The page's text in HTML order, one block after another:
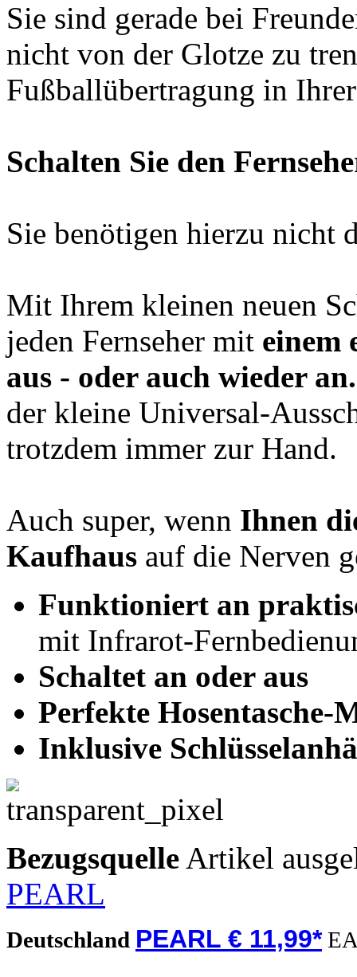
Sie sind gerade bei
nicht von der Glotze zu
Fußballübertragung in
Schalten Sie den
Sie benötigen hierzu nicht
Mit Ihrem kleinen neuen
jeden Fernseher mit einem
aus - oder auch wieder an.
der kleine Universal-
trotzdem immer zur Hand.
Auch super, wenn Ihnen
Kaufhaus auf die Nerven
Funktioniert an
mit Infrarot-
Schaltet an oder aus
Perfekte Hosentasche-
Inklusive
Bezugsquelle Artikel
PEARL
Deutschland PEARL € 11,99*